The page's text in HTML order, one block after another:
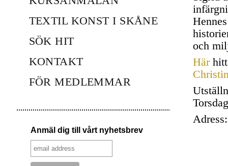
och
Här
TEXTIL KONST I SKÅNE
SÖK HIT
KONTAKT
FÖR MEDLEMMAR
Anmäl dig till vårt nyhetsbrev